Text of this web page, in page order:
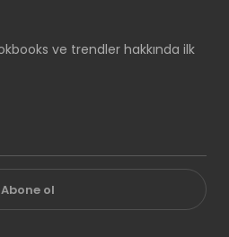
ve trendler hakkında ilk
Abone ol